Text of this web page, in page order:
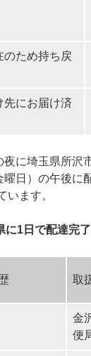
のため持ち戻
先にお届け済
に埼玉県所沢
日）の午後に
います。
1日で配達完
取
金
便